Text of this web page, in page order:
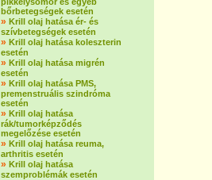
bőrbetegségek esetén
» Krill olaj hatása ér- és
szívbetegségek esetén
» Krill olaj hatása koleszterin
esetén
» Krill olaj hatása migrén
esetén
» Krill olaj hatása PMS,
premenstruális szindróma
esetén
» Krill olaj hatása
rák/tumorképződés
megelőzése esetén
» Krill olaj hatása reuma,
arthritis esetén
» Krill olaj hatása
szemproblémák esetén